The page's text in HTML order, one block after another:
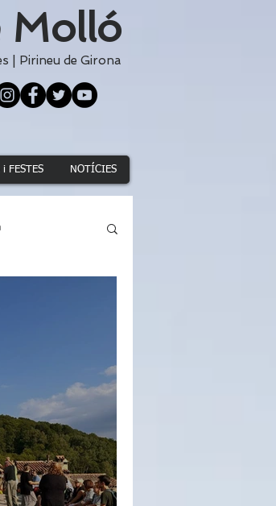
Molló
Pirineu de Girona
FESTES NOTÍCIES